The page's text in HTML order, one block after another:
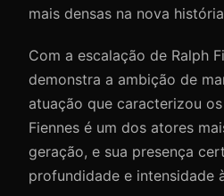
mais densas na nova
Com a escalação de Ralph
demonstra a ambição de
atuação que caracterizou
Fiennes é um dos atores
geração, e sua presença
profundidade e intensidade